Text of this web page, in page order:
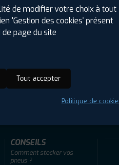
FAQ
CONSEILS
Comment stocker vos
pneus ?
de modifier votre choix à tout
'Gestion des cookies' présent
page du site
Tout accepter
Politique de